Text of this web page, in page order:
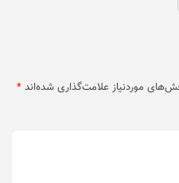
موردنیاز علامت‌گذاری شده‌اند *